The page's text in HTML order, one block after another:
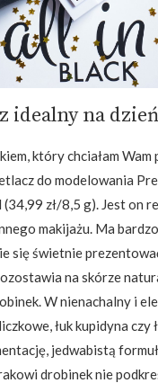
idealny na dzień
który chciałam
do modelowania
zł/8,5 g). Jest on
makijażu. Ma
się świetnie
na skórze
W nienachalny i
łuk kupidyna czy
jedwabistą
drobinek nie